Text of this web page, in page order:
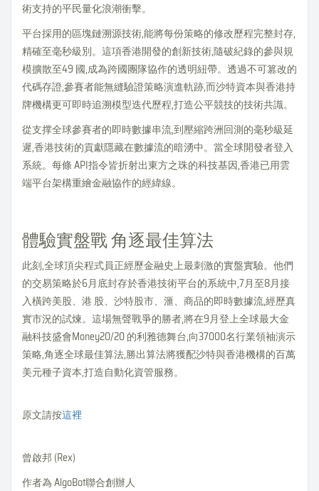
術支持的平民量化浪潮衝擊。
平台採用的區塊鏈溯源技術,能將每份策略的修改歷程完整封存,
精確至毫秒級別。這項香港開發的創新技術,隨破紀錄的參與規
模擴散至49 國,成為跨國團隊協作的透明紐帶。透過不可篡改的
代碼存證,參賽者能無縫驗證策略演進軌跡,而沙特資本與香港持
牌機構更可即時追溯模型迭代歷程,打造公平競技的技術共識。
從支撑全球參賽者的即時數據串流,到壓縮跨洲回測的毫秒級延
遲,香港技術的貢獻隱藏在數據流的暗湧中。當全球開發者登入
系統。每條 API指令皆折射出東方之珠的科技基因,香港已用雲
端平台架構重繪金融協作的經緯線。
體驗實盤戰 角逐最佳算法
此刻,全球頂尖程式員正經歷金融史上最刺激的實盤實驗。他們
的交易策略於6月底封存於香港技術平台的系統中,7月至8月接
入橫跨美股、港 股、沙特股市、滙、商品的即時數據流,經歷真
實市況的試煉。這場無聲戰爭的勝者,將在9月登上全球最大金
融科技盛會Money20/20 的利雅德舞台,向37000名行業領袖演示
策略,角逐全球最佳算法,勝出算法將獲配沙特與香港機構的百萬
美元種子資本,打造自動化資管服務。
原文請按這裡
曾啟邦 (Rex)
作者為 AlgoBot聯合創辦人